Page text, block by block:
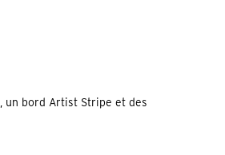
un bord Artist Stripe et des